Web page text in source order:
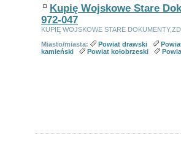
Kupię Wojskowe Stare
972-047
KUPIĘ WOJSKOWE STARE
Miasto/miasta:
Powiat drawski
kamieński
Powiat kołobrzeski